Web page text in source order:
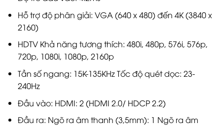
Hỗ trợ độ phân giải: VGA (640 x 480) đến 4K (3840 x
2160)
HDTV Khả năng tương thích: 480i, 480p, 576i, 576p,
720p, 1080i, 1080p, 2160p
Tần số ngang: 15K-135KHz Tốc độ quét dọc: 23-
240Hz
Đầu vào: HDMI: 2 (HDMI 2.0/ HDCP 2.2)
Đầu ra: Ngõ ra âm thanh (3,5mm): 1 Ngõ ra âm